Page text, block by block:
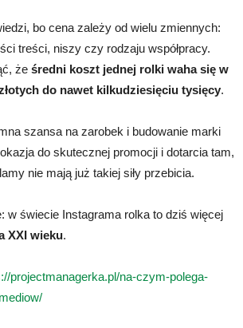
bo cena zależy od wielu zmiennych:
treści, niszy czy rodzaju współpracy.
że średni koszt jednej rolki waha się w
do nawet kilkudziesięciu tysięcy.
szansa na zarobek i budowanie marki
do skutecznej promocji i dotarcia tam,
nie mają już takiej siły przebicia.
w świecie Instagrama rolka to dziś więcej
XXI wieku.
projectmanagerka.pl/na-czym-polega-